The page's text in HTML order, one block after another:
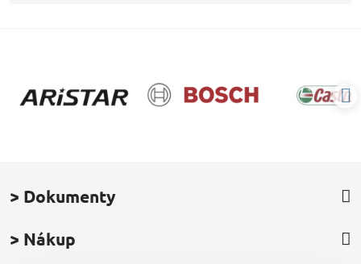
> Dokumenty
> Nákup